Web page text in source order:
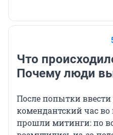
Что
Почему люди
После попытки
комендантский час во
прошли митинги: по